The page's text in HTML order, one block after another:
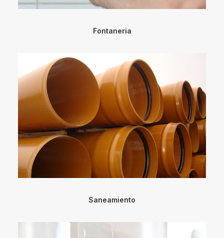
Fontaneria
Saneamiento